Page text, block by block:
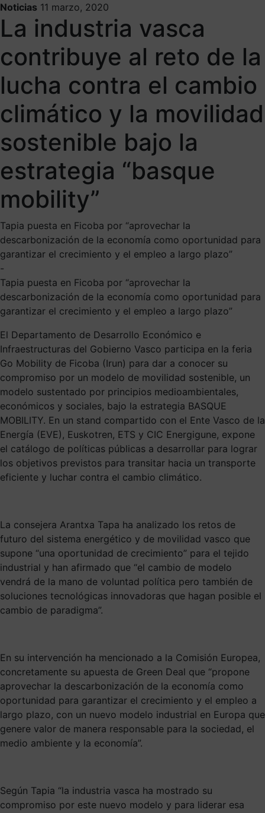
Noticias 11 marzo, 2020
La industria vasca
contribuye al reto de la
lucha contra el cambio
climático y la movilidad
sostenible bajo la
estrategia “basque
mobility”
Tapia puesta en Ficoba por “aprovechar la
descarbonización de la economía como oportunidad para
garantizar el crecimiento y el empleo a largo plazo”
-
Tapia puesta en Ficoba por “aprovechar la
descarbonización de la economía como oportunidad para
garantizar el crecimiento y el empleo a largo plazo”
El Departamento de Desarrollo Económico e
Infraestructuras del Gobierno Vasco participa en la feria
Go Mobility de Ficoba (Irun) para dar a conocer su
compromiso por un modelo de movilidad sostenible, un
modelo sustentado por principios medioambientales,
económicos y sociales, bajo la estrategia BASQUE
MOBILITY. En un stand compartido con el Ente Vasco de la
Energía (EVE), Euskotren, ETS y CIC Energigune, expone
el catálogo de políticas públicas a desarrollar para lograr
los objetivos previstos para transitar hacia un transporte
eficiente y luchar contra el cambio climático.
La consejera Arantxa Tapa ha analizado los retos de
futuro del sistema energético y de movilidad vasco que
supone “una oportunidad de crecimiento” para el tejido
industrial y han afirmado que “el cambio de modelo
vendrá de la mano de voluntad política pero también de
soluciones tecnológicas innovadoras que hagan posible el
cambio de paradigma”.
En su intervención ha mencionado a la Comisión Europea,
concretamente su apuesta de Green Deal que “propone
aprovechar la descarbonización de la economía como
oportunidad para garantizar el crecimiento y el empleo a
largo plazo, con un nuevo modelo industrial en Europa que
genere valor de manera responsable para la sociedad, el
medio ambiente y la economía”.
Según Tapia “la industria vasca ha mostrado su
compromiso por este nuevo modelo y para liderar esa